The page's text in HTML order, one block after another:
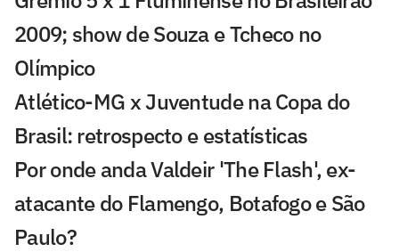
2009; show de Souza e Tcheco no
Olímpico
Atlético-MG x Juventude na Copa do
Brasil: retrospecto e estatísticas
Por onde anda Valdeir 'The Flash', ex-
atacante do Flamengo, Botafogo e São
Paulo?